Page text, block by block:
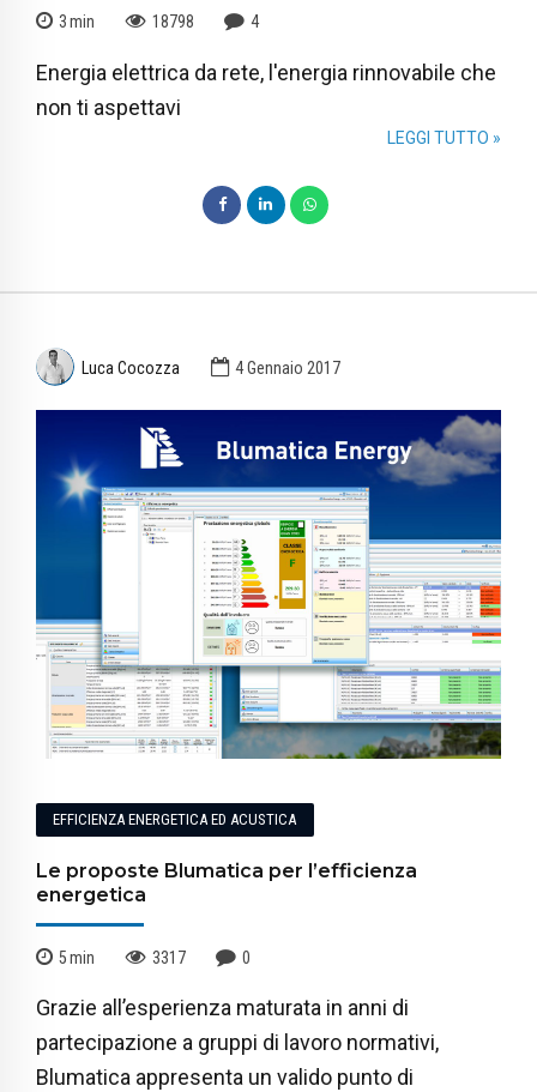
3min 18798 4
Energia elettrica da rete, l'energia rinnovabile che
non ti aspettavi
LEGGI TUTTO »
Luca Cocozza 4 Gennaio 2017
EFFICIENZA ENERGETICA ED ACUSTICA
Le proposte Blumatica per l’efficienza
energetica
5min 3317 0
Grazie all’esperienza maturata in anni di
partecipazione a gruppi di lavoro normativi,
Blumatica appresenta un valido punto di